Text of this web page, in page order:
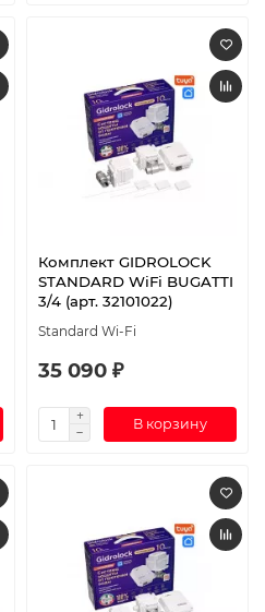
Комплект GIDROLOCK
STANDARD WiFi BUGATTI
3/4 (арт. 32101022)
Standard Wi-Fi
35 090 ₽
В корзину